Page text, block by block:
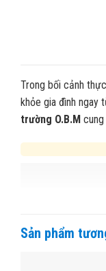
Trong bối cảnh
khỏe gia đình ngay
trường O.B.M
Sản phẩm